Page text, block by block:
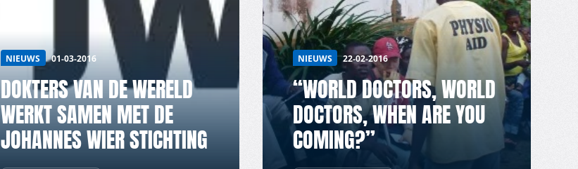
NIEUWS 01-03-2016
DOKTERS VAN DE WERELD
WERKT SAMEN MET DE
JOHANNES WIER STICHTING
NIEUWS 22-02-2016
“WORLD DOCTORS, WORLD
DOCTORS, WHEN ARE YOU
COMING?”